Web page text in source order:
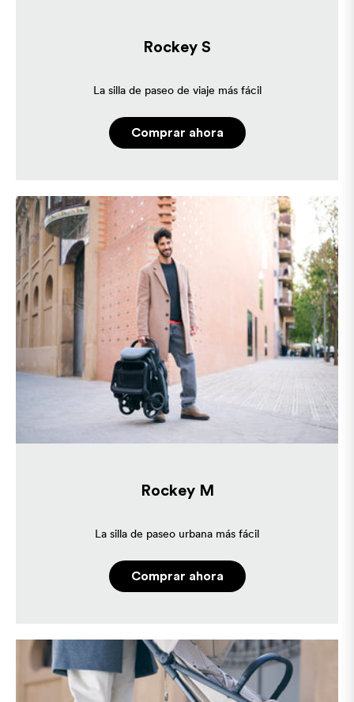
Rockey S
La silla de paseo de viaje más fácil
Comprar ahora
Rockey M
La silla de paseo urbana más fácil
Comprar ahora